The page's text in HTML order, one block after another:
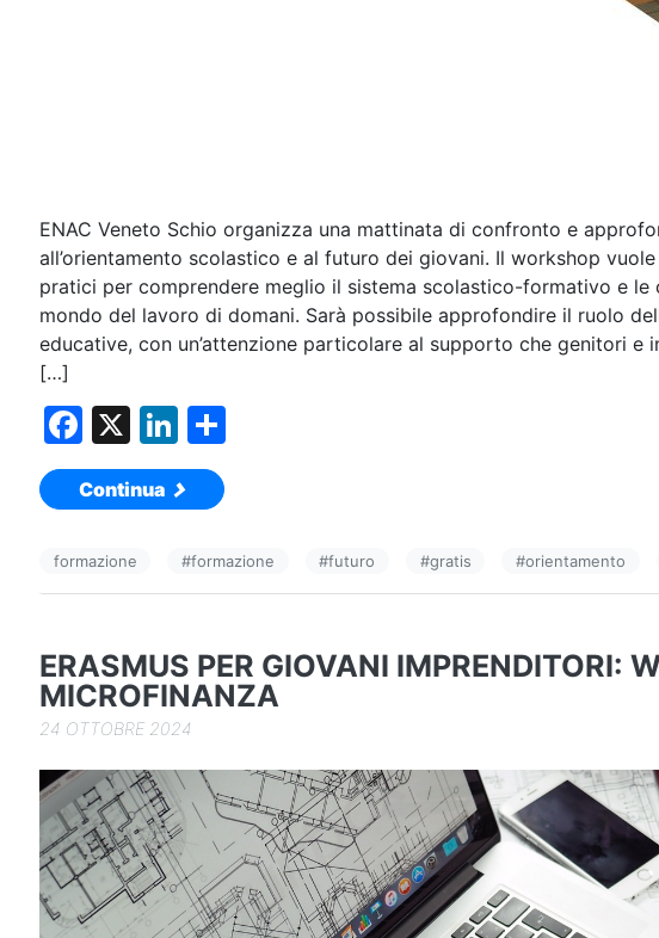
ENAC Veneto Schio organizza una mattinata di confronto e
all’orientamento scolastico e al futuro dei giovani. Il workshop
pratici per comprendere meglio il sistema scolastico-formativo e le
mondo del lavoro di domani. Sarà possibile approfondire il ruolo
educative, con un’attenzione particolare al supporto che genitori e
[…]
F
a
c
b
o
k
X
Li
n
k
dI vi
Continua
formazione #formazione #futuro #gratis #orientamento
ERASMUS PER GIOVANI IMPRENDITORI:
MICROFINANZA
24 OTTOBRE 2024